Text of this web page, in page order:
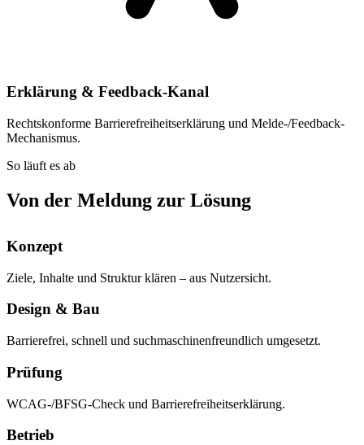
Erklärung & Feedback-Kanal
Rechtskonforme Barrierefreiheitserklärung und Melde-/Feedback-
Mechanismus.
So läuft es ab
Von der Meldung zur Lösung
Konzept
Ziele, Inhalte und Struktur klären – aus Nutzersicht.
Design & Bau
Barrierefrei, schnell und suchmaschinenfreundlich umgesetzt.
Prüfung
WCAG-/BFSG-Check und Barrierefreiheitserklärung.
Betrieb